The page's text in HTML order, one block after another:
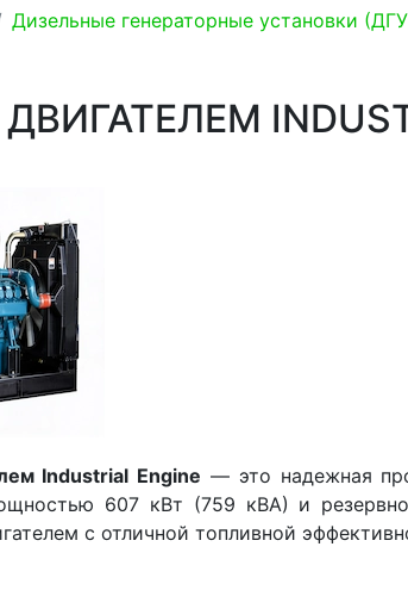
Дизельные генераторные установки
Industrial Engine — это надежная
607 кВт (759 кВА) и
с отличной топливной